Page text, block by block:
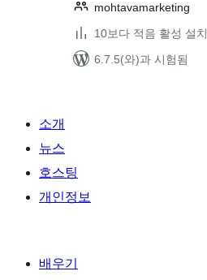
mohtavamarketing
10보다 적음 활성 설치
6.7.5(와)과 시험됨
소개
뉴스
호스팅
개인정보
배우기